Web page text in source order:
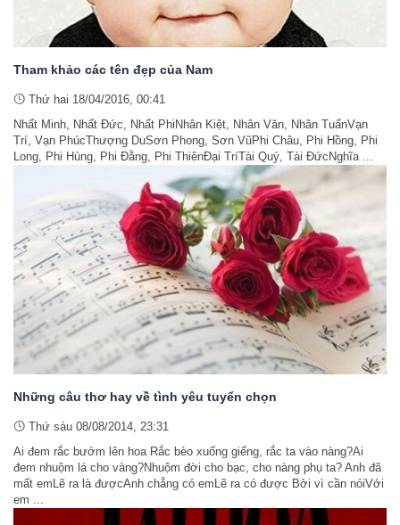
Tham khảo các tên đẹp của Nam
Thứ hai 18/04/2016, 00:41
Nhất Minh, Nhất Đức, Nhất PhiNhân Kiệt, Nhân Văn, Nhân TuấnVạn
Trí, Vạn PhúcThượng DuSơn Phong, Sơn VũPhi Châu, Phi Hồng, Phi
Long, Phi Hùng, Phi Đằng, Phi ThiênĐại TríTài Quý, Tài ĐứcNghĩa ...
Những câu thơ hay về tình yêu tuyển chọn
Thứ sáu 08/08/2014, 23:31
Ai đem rắc bướm lên hoa Rắc bèo xuống giếng, rắc ta vào nàng?Ai
đem nhuộm lá cho vàng?Nhuộm đời cho bạc, cho nàng phụ ta? Anh đã
mất emLẽ ra là đượcAnh chẳng có emLẽ ra có được Bởi vì cần nóiVới
em ...